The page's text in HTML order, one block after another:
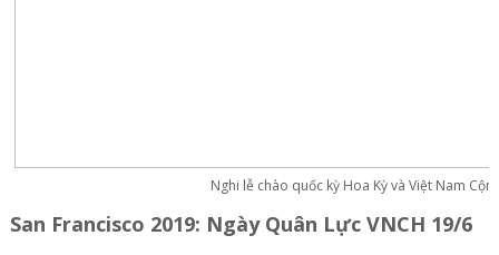
Nghi lễ chào quốc kỳ Hoa Kỳ và Việt Nam
San Francisco 2019: Ngày Quân Lực VNCH 19/6